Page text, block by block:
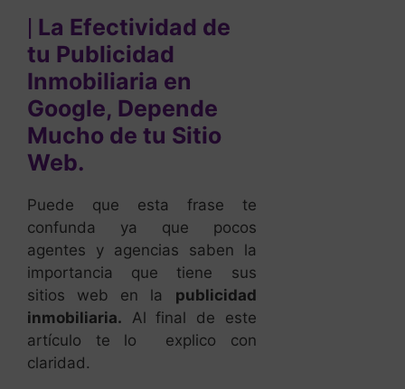
| La Efectividad de
tu Publicidad
Inmobiliaria en
Google, Depende
Mucho de tu Sitio
Web.
Puede que esta frase te
confunda ya que pocos
agentes y agencias saben la
importancia que tiene sus
sitios web en la publicidad
inmobiliaria. Al final de este
artículo te lo explico con
claridad.